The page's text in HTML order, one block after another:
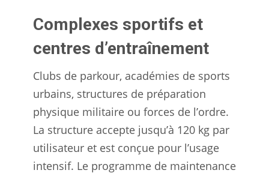
Complexes sportifs et
centres d’entraînement
Clubs de parkour, académies de sports
urbains, structures de préparation
physique militaire ou forces de l’ordre.
La structure accepte jusqu’à 120 kg par
utilisateur et est conçue pour l’usage
intensif. Le programme de maintenance